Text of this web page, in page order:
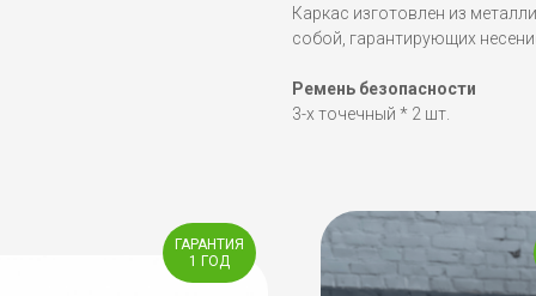
Каркас изготовлен из
собой, гарантирующих
Ремень безопасности
3-х точечный * 2 шт.
ГАРАНТИЯ
1 ГОД